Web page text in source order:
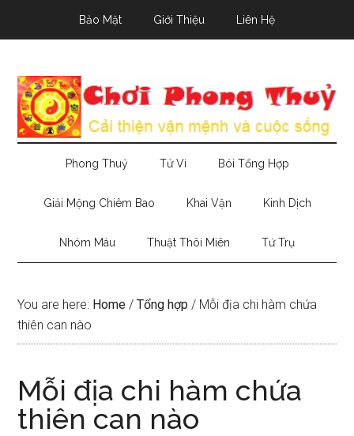
Bảo Mật Giới Thiệu Liên Hệ
Phong Thuỷ Tử Vi Bói Tổng Hợp
Giải Mộng Chiêm Bao Khai Vận Kinh Dịch
Nhóm Máu Thuật Thôi Miên Tứ Trụ
You are here: Home / Tổng hợp / Mỗi địa chi hàm chứa
thiên can nào
Mỗi địa chi hàm chứa
thiên can nào